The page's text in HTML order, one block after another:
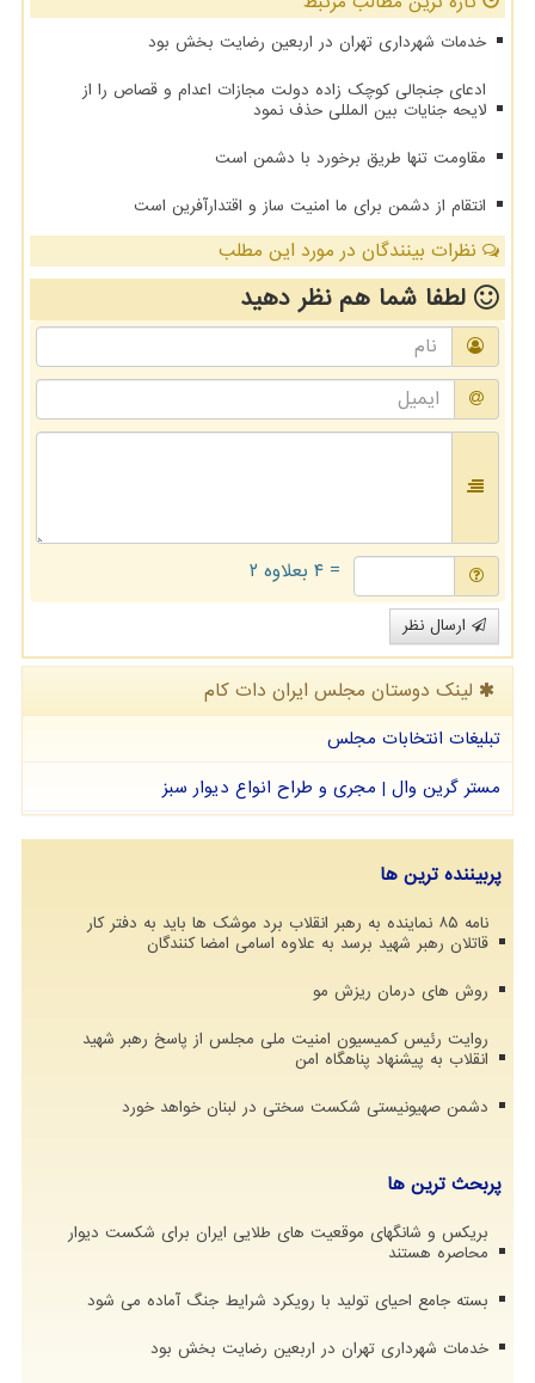
خدمات شهرداری تهران در اربعین رضایت بخش بود
ادعای جنجالی کوچک زاده دولت مجازات اعدام و قصاص را از
لایحه جنایات بین المللی حذف نمود
مقاومت تنها طریق برخورد با دشمن است
انتقام از دشمن برای ما امنیت ساز و اقتدارآفرین است
نظرات بینندگان در مورد این مطلب
لطفا شما همنظر دهید
= ۴ بعلاوه ۲
ارسال نظر
لینک دوستان مجلس ایران دات كام
تبلیغات انتخابات مجلس
مستر گرین وال | مجری و طراح انواع دیوار سبز
پربیننده ترین ها
نامه ۸۵ نماینده به رهبر انقلاب برد موشک ها باید به دفتر کار
قاتلان رهبر شهید برسد به علاوه اسامی امضا کنندگان
روش های درمان ریزش مو
روایت رئیس کمیسیون امنیت ملی مجلس از پاسخ رهبر شهید
انقلاب به پیشنهاد پناهگاه امن
دشمن صهیونیستی شکست سختی در لبنان خواهد خورد
پربحث ترین ها
بریکس و شانگهای موقعیت های طلایی ایران برای شکست دیوار
محاصره هستند
بسته جامع احیای تولید با رویکرد شرایط جنگ آماده می شود
خدمات شهرداری تهران در اربعین رضایت بخش بود